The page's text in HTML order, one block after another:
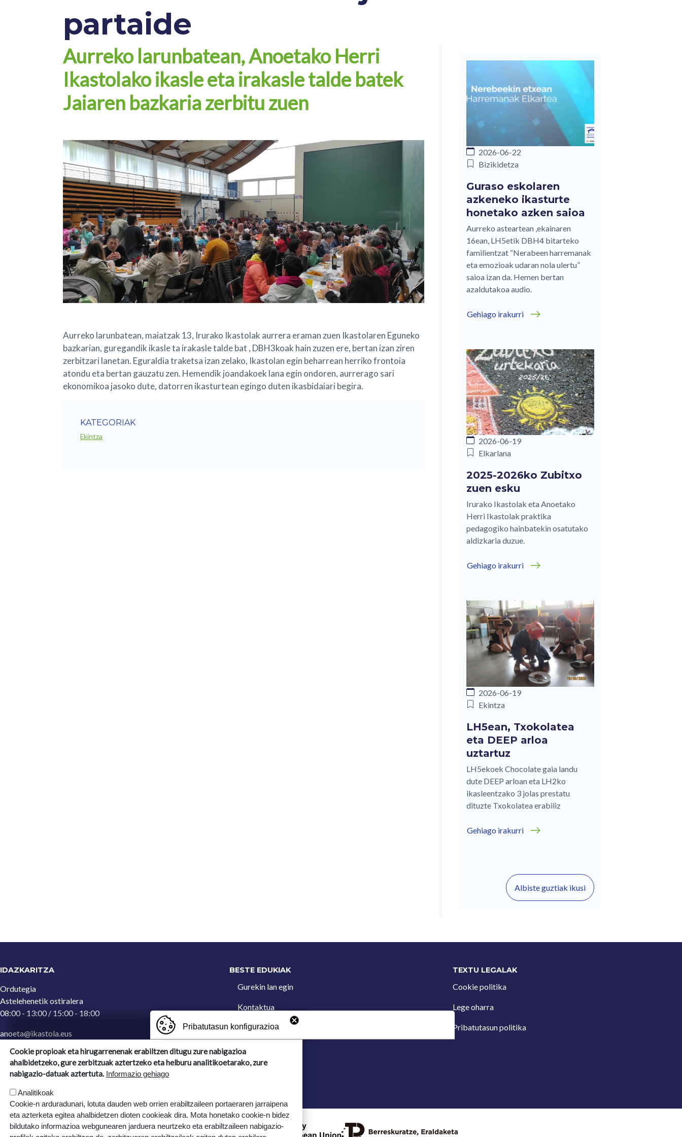
partaide
Aurreko larunbatean, Anoetako Herri
Ikastolako ikasle eta irakasle talde batek
Jaiaren bazkaria zerbitu zuen
Aurreko larunbatean, maiatzak 13, Irurako Ikastolak aurrera eraman zuen Ikastolaren Eguneko
bazkarian, guregandik ikasle ta irakasle talde bat , DBH3koak hain zuzen ere, bertan izan ziren
zerbitzari lanetan. Eguraldia traketsa izan zelako, Ikastolan egin beharrean herriko frontoia
atondu eta bertan gauzatu zen. Hemendik joandakoek lana egin ondoren, aurrerago sari
ekonomikoa jasoko dute, datorren ikasturtean egingo duten ikasbidaiari begira.
KATEGORIAK
Ekintza
2026-06-22
Bizikidetza
Guraso eskolaren
azkeneko ikasturte
honetako azken saioa
Aurreko asteartean ,ekainaren
16ean, LH5etik DBH4 bitarteko
familientzat “Nerabeen harremanak
eta emozioak udaran nola ulertu”
saioa izan da. Hemen bertan
azaldutakoa audio.
Gehiago irakurri
2026-06-19
Elkarlana
2025-2026ko Zubitxo
zuen esku
Irurako Ikastolak eta Anoetako
Herri Ikastolak praktika
pedagogiko hainbatekin osatutako
aldizkaria duzue.
Gehiago irakurri
2026-06-19
Ekintza
LH5ean, Txokolatea
eta DEEP arloa
uztartuz
LH5ekoek Chocolate gaia landu
dute DEEP arloan eta LH2ko
ikasleentzako 3 jolas prestatu
dituzte Txokolatea erabiliz
Gehiago irakurri
Albiste guztiak ikusi
IDAZKARITZA
Ordutegia
Astelehenetik ostiralera
08:00 - 13:00 / 15:00 - 18:00
anoeta@ikastola.eus
Ergoien, 5
20270, Anoeta, Gipuzkoa
BESTE EDUKIAK
Gurekin lan egin
Kontaktua
Iradokizun postontzia
TEXTU LEGALAK
Cookie politika
Lege oharra
Pribatutasun politika
Pribatutasun konfigurazioa
Cookie propioak eta hirugarrenenak erabiltzen ditugu zure nabigazioa
ahalbidetzeko, gure zerbitzuak aztertzeko eta helburu analitikoetarako, zure
nabigazio-datuak aztertuta. Informazio gehiago
Analitikoak
Cookie-n arduradunari, lotuta dauden web orrien erabiltzaileen portaeraren jarraipena
eta azterketa egitea ahalbidetzen dioten cookieak dira. Mota honetako cookie-n bidez
bildutako informazioa webgunearen jarduera neurtzeko eta erabiltzaileen nabigazio-